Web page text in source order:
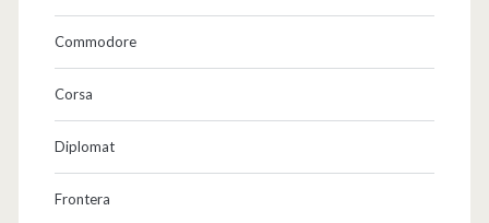
Commodore
Corsa
Diplomat
Frontera